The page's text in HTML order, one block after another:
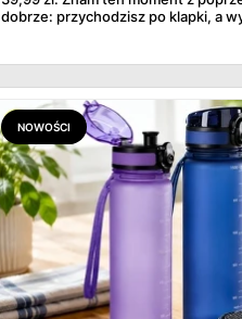
dobrze: przychodzisz po klapki, a
sens kupować jesień, zanim
NOWOŚCI